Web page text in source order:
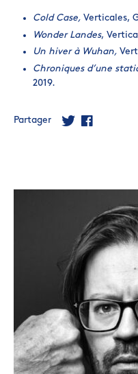
Cold Case, Verticales,
Wonder Landes,
Un hiver à Wuhan,
Chroniques d’une
2019.
Partager